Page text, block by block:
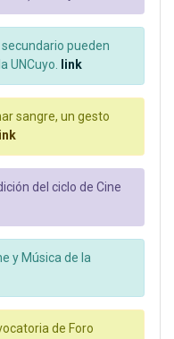
pueden
UNCuyo. link
sangre, un gesto
link
del ciclo de Cine
y Música de la
de Foro